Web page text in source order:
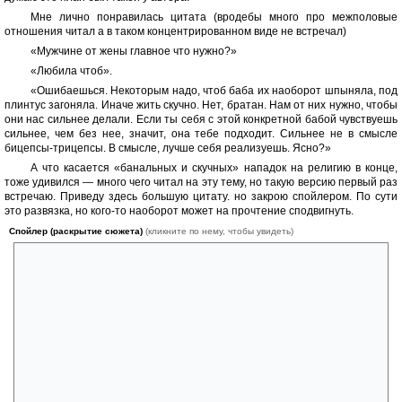
Мне лично понравилась цитата (вродебы много про межполовые
отношения читал а в таком концентрированном виде не встречал)
«Мужчине от жены главное что нужно?»
«Любила чтоб».
«Ошибаешься. Некоторым надо, чтоб баба их наоборот шпыняла, под
плинтус загоняла. Иначе жить скучно. Нет, братан. Нам от них нужно, чтобы
они нас сильнее делали. Если ты себя с этой конкретной бабой чувствуешь
сильнее, чем без нее, значит, она тебе подходит. Сильнее не в смысле
бицепсы-трицепсы. В смысле, лучше себя реализуешь. Ясно?»
А что касается «банальных и скучных» нападок на религию в конце,
тоже удивился — много чего читал на эту тему, но такую версию первый раз
встречаю. Приведу здесь большую цитату. но закрою спойлером. По сути
это развязка, но кого-то наоборот может на прочтение сподвигнуть.
Спойлер (раскрытие сюжета) (кликните по нему, чтобы увидеть)